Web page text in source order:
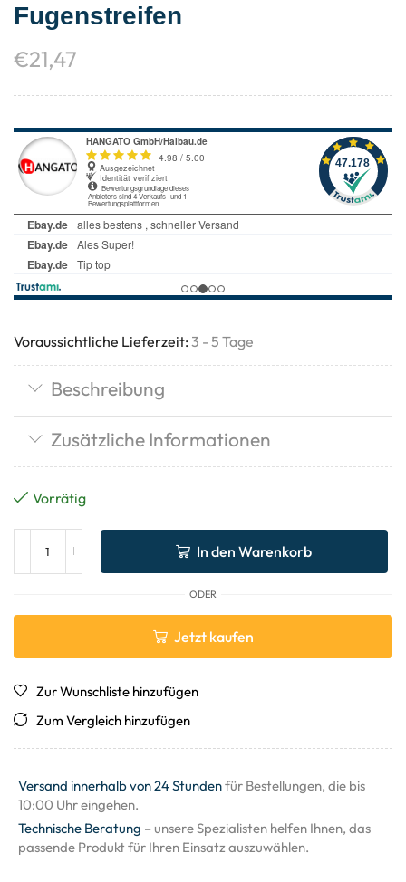
Fugenstreifen
€21,47
Voraussichtliche Lieferzeit: 3 - 5 Tage
Beschreibung
Zusätzliche Informationen
Vorrätig
In den Warenkorb
ODER
Jetzt kaufen
Zur Wunschliste hinzufügen
Zum Vergleich hinzufügen
Versand innerhalb von 24 Stundenfür Bestellungen, die bis
10:00 Uhr eingehen.
Technische Beratung – unsere Spezialisten helfen Ihnen, das
passende Produkt für Ihren Einsatz auszuwählen.